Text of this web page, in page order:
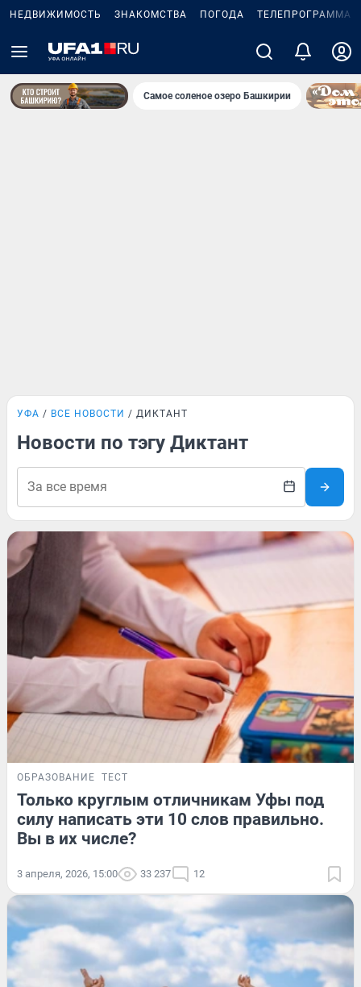
НЕДВИЖИМОСТЬ ЗНАКОМСТВА ПОГОДА ТЕЛЕПРОГРАММА
Самое соленое озеро Башкирии
УФА ВСЕ НОВОСТИ ДИКТАНТ
Новости по тэгу Диктант
ОБРАЗОВАНИЕ ТЕСТ
Только круглым отличникам Уфы под
силу написать эти 10 слов правильно.
Вы в их числе?
3 апреля, 2026, 15:00 33 237 12